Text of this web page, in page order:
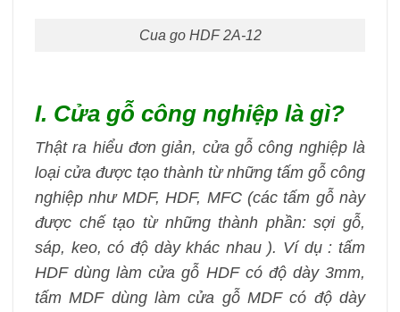
Cua go HDF 2A-12
I. Cửa gỗ công nghiệp là gì?
Thật ra hiểu đơn giản, cửa gỗ công nghiệp là
loại cửa được tạo thành từ những tấm gỗ công
nghiệp như MDF, HDF, MFC (các tấm gỗ này
được chế tạo từ những thành phần: sợi gỗ,
sáp, keo, có độ dày khác nhau ). Ví dụ : tấm
HDF dùng làm cửa gỗ HDF có độ dày 3mm,
tấm MDF dùng làm cửa gỗ MDF có độ dày